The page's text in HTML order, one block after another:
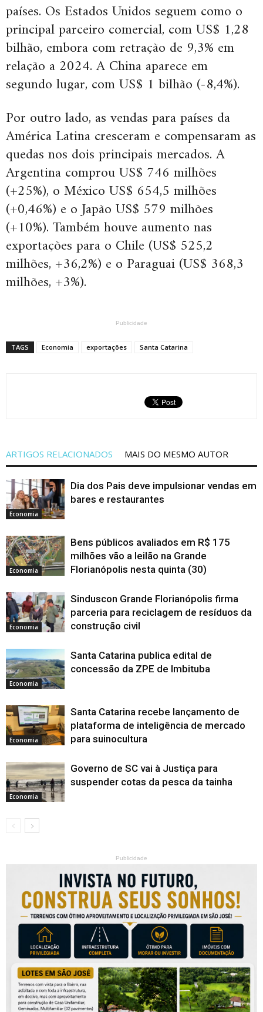
países. Os Estados Unidos seguem como o
principal parceiro comercial, com US$ 1,28
bilhão, embora com retração de 9,3% em
relação a 2024. A China aparece em
segundo lugar, com US$ 1 bilhão (-8,4%).
Por outro lado, as vendas para países da
América Latina cresceram e compensaram as
quedas nos dois principais mercados. A
Argentina comprou US$ 746 milhões
(+25%), o México US$ 654,5 milhões
(+0,46%) e o Japão US$ 579 milhões
(+10%). Também houve aumento nas
exportações para o Chile (US$ 525,2
milhões, +36,2%) e o Paraguai (US$ 368,3
milhões, +3%).
Publicidade
TAGS Economia exportações Santa Catarina
ARTIGOS RELACIONADOS MAIS DO MESMO AUTOR
Economia
Dia dos Pais deve impulsionar vendas em
bares e restaurantes
Economia
Bens públicos avaliados em R$ 175
milhões vão a leilão na Grande
Florianópolis nesta quinta (30)
Economia
Sinduscon Grande Florianópolis firma
parceria para reciclagem de resíduos da
construção civil
Economia
Santa Catarina publica edital de
concessão da ZPE de Imbituba
Economia
Santa Catarina recebe lançamento de
plataforma de inteligência de mercado
para suinocultura
Economia
Governo de SC vai à Justiça para
suspender cotas da pesca da tainha
Publicidade